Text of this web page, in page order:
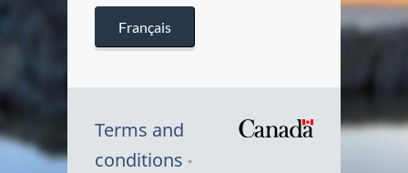
Français
Terms and
conditions